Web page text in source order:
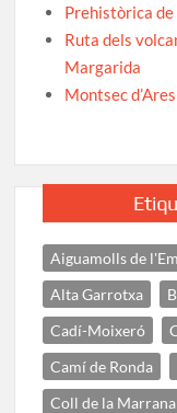
Prehistòrica de
Ruta dels
Margarida
Montsec d’Ares
Aiguamolls de
Alta Garrotxa
Cadí-Moixeró
Camí de Ronda
Coll de la Marrana